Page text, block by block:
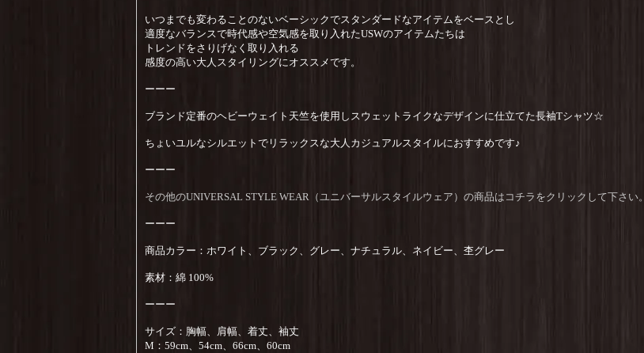
いつまでも変わることのないベーシックでスタンダードなアイテムをベースとし
適度なバランスで時代感や空気感を取り入れたUSWのアイテムたちは
トレンドをさりげなく取り入れる
感度の高い大人スタイリングにオススメです。
ーーー
ブランド定番のヘビーウェイト天竺を使用しスウェットライクなデザインに仕立てた長袖Tシャツ☆
ちょいユルなシルエットでリラックスな大人カジュアルスタイルにおすすめです♪
ーーー
その他のUNIVERSAL STYLE WEAR（ユニバーサルスタイルウェア）の商品はコチラをクリックして下さい。
ーーー
商品カラー：ホワイト、ブラック、グレー、ナチュラル、ネイビー、杢グレー
素材：綿 100%
ーーー
サイズ：胸幅、肩幅、着丈、袖丈
M：59cm、54cm、66cm、60cm